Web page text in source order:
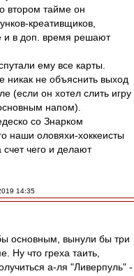
втором тайме он
креативщиков,
и в доп. время решают
ему все карты.
никак не объяснить выход
(если он хотел слить игру
напом).
со Знарком
наши оловяхи-хоккеисты
счет чего и делают
14:35
основным, вынули бы три
Ну что греха таить,
а-ля "Ливерпуль" -